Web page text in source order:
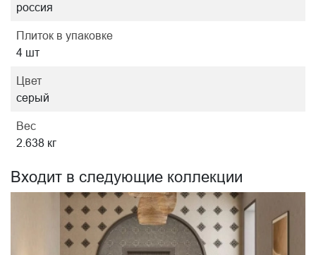
россия
Плиток в упаковке
4 шт
Цвет
серый
Вес
2.638 кг
Входит в следующие коллекции